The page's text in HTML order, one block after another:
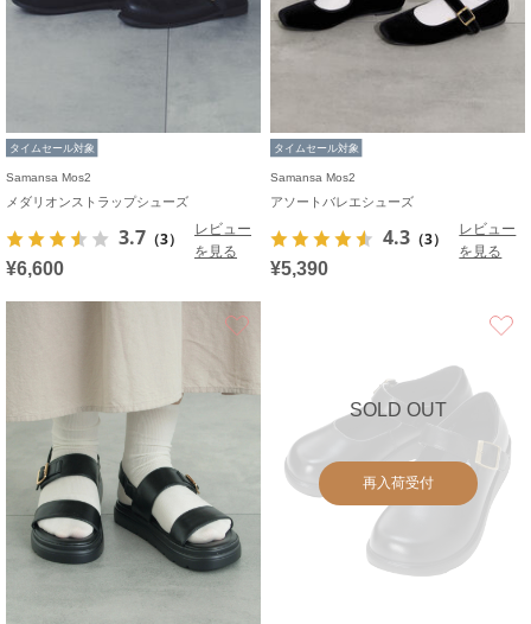
タイムセール対象
Samansa Mos2
メダリオンストラップシューズ
3.7 （3）
レビュー
を見る
¥6,600
タイムセール対象
Samansa Mos2
アソートバレエシューズ
4.3 （3）
レビュー
を見る
¥5,390
SOLD OUT
再入荷受付